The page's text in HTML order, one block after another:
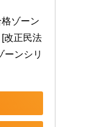
ゾーン
改正民法
ーンシリ